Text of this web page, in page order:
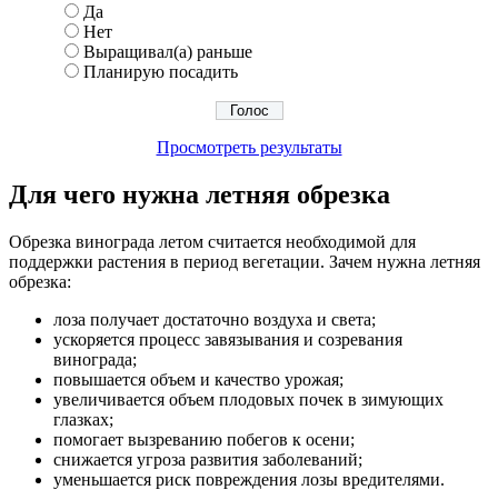
Да
Нет
Выращивал(а) раньше
Планирую посадить
Просмотреть результаты
Для чего нужна летняя обрезка
Обрезка винограда летом считается необходимой для
поддержки растения в период вегетации. Зачем нужна летняя
обрезка:
лоза получает достаточно воздуха и света;
ускоряется процесс завязывания и созревания
винограда;
повышается объем и качество урожая;
увеличивается объем плодовых почек в зимующих
глазках;
помогает вызреванию побегов к осени;
снижается угроза развития заболеваний;
уменьшается риск повреждения лозы вредителями.